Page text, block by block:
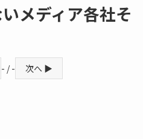
メディア各社そ
- / - 次へ ▶